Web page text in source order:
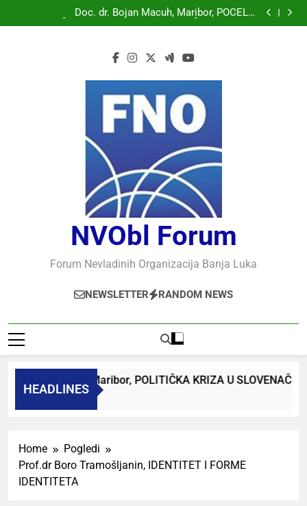
SLOVENAČKOM PARLAMENTU
Doc. dr. Bojan Macuh, Maribor, POČELO
OBILJEŽAVANJE 30 GODINA USPJEŠNOG RADA I
Prof.dr Vaso Bojanić, MOGU LI KOMPJUTERI POSTATI
Doc. dr. Bojan Macuh, Maribor, POLITIČKA KRIZA U
SLOVENAČKOM PARLAMENTU
Doc. dr. Bojan Macuh, Maribor, POČELO
RAZVOJA DEFENDOLOGIJE – POGLED IZ SLOVENIJE
AUTORITARNO LUDILO
NVObl Forum
Forum Nevladinih Organizacija Banja Luka
NEWSLETTER RANDOM NEWS
HEADLINES
Bojan Macuh, Maribor, POLITIČKA KRIZA U
Home
Pogledi
Prof.dr Boro Tramošljanin, IDENTITET I FORME
IDENTITETA